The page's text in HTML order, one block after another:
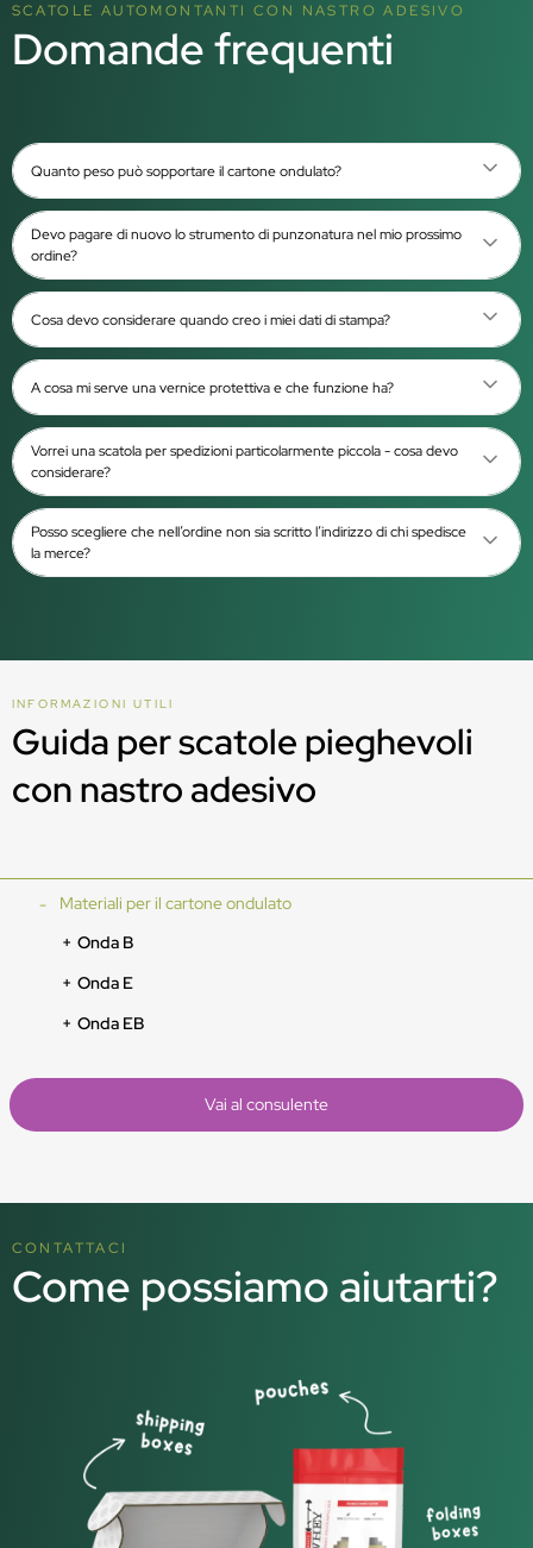
SCATOLE AUTOMONTANTI CON NASTRO ADESIVO
Domande frequenti
Quanto peso può sopportare il cartone ondulato?
Devo pagare di nuovo lo strumento di punzonatura nel mio prossimo
ordine?
Cosa devo considerare quando creo i miei dati di stampa?
A cosa mi serve una vernice protettiva e che funzione ha?
Vorrei una scatola per spedizioni particolarmente piccola - cosa devo
considerare?
Posso scegliere che nell’ordine non sia scritto l’indirizzo di chi spedisce
la merce?
INFORMAZIONI UTILI
Guida per scatole pieghevoli
con nastro adesivo
Materiali per il cartone ondulato
Onda B
Onda E
Onda EB
Vai al consulente
CONTATTACI
Come possiamo aiutarti?